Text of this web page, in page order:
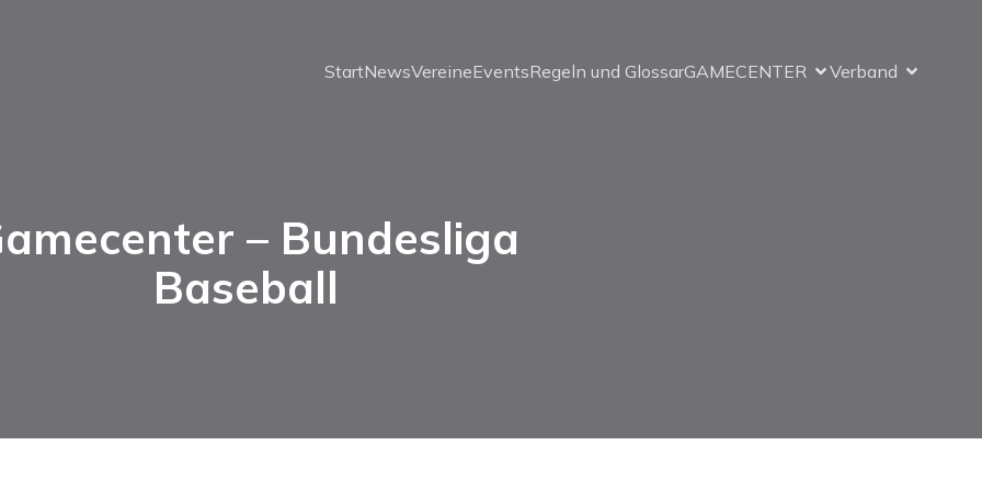
StartNewsVereineEventsRegeln und GlossarGAMECENTER Verband
– Bundesliga
Baseball